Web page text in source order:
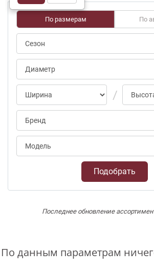
По размерам По
Подобрать
Последнее обновление
По данным параметрам